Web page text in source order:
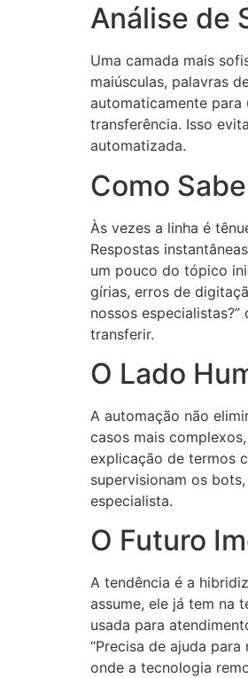
Análise de
Uma camada mais
maiúsculas, palavras
automaticamente
transferência. Isso
automatizada.
Como
Às vezes a linha é
Respostas
um pouco do tópico
gírias, erros de
nossos
transferir.
O Lado
A automação não
casos mais
explicação de termos
supervisionam os
especialista.
O Futuro
A tendência é a
assume, ele já tem na
usada para
“Precisa de ajuda
onde a tecnologia